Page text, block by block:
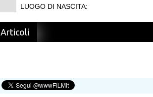
LUOGO DI NASCITA:
Articoli